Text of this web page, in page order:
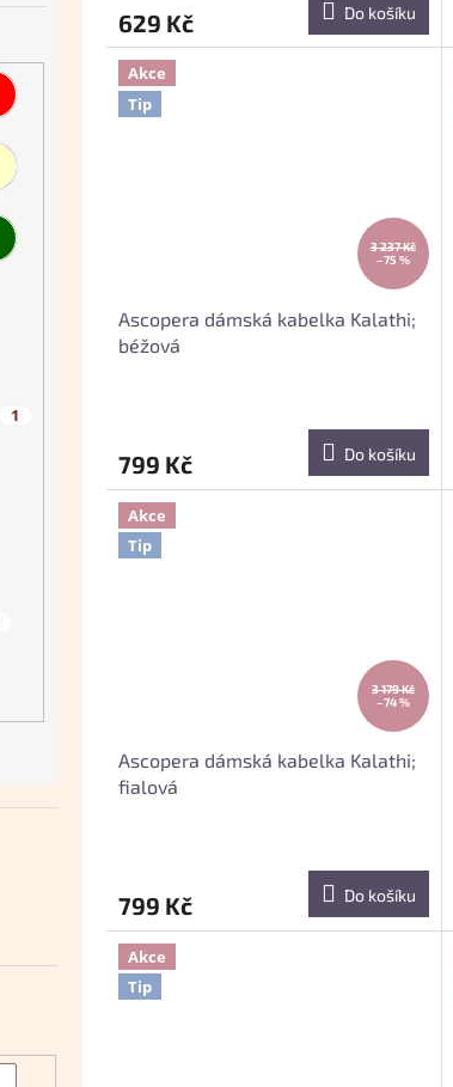
1
629 Kč Do košíku
Akce
Tip
3 237 Kč
–75 %
Ascopera dámská kabelka Kalathi;
béžová
799 Kč Do košíku
Akce
Tip
3 179 Kč
–74 %
Ascopera dámská kabelka Kalathi;
fialová
799 Kč Do košíku
Akce
Tip